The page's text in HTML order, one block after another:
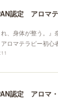
認定 アロマ
れ、身体が整う。
ロマテラピー初
認定 アロマ